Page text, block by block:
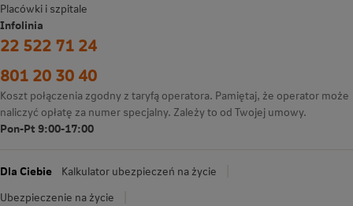
Placówki i szpitale
Infolinia
22 522 71 24
801 20 30 40
Koszt połączenia zgodny z taryfą operatora. Pamiętaj, że operator może
naliczyć opłatę za numer specjalny. Zależy to od Twojej umowy.
Pon-Pt 9:00-17:00
Dla Ciebie
Kalkulator ubezpieczeń na życie
Ubezpieczenie na życie